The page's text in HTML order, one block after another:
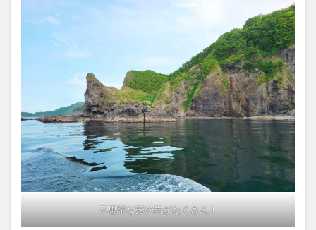
不思議な形の岩がたくさん！